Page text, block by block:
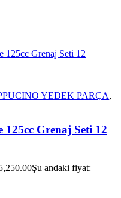
YEDEK PARÇA,
Grenaj Seti 12
Şu andaki fiyat: